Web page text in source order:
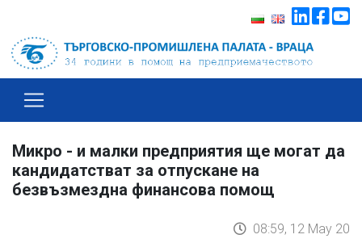
Микро - и малки предприятия ще могат да
кандидатстват за отпускане на
безвъзмездна финансова помощ
08:59, 12 May 20